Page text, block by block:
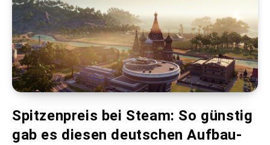
Spitzenpreis bei Steam: So günstig
gab es diesen deutschen Aufbau-